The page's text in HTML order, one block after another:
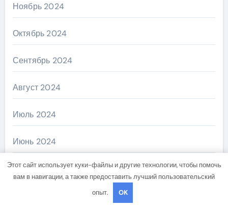
Ноябрь 2024
Октябрь 2024
Сентябрь 2024
Август 2024
Июль 2024
Июнь 2024
Май 2024
Этот сайт использует куки-файлы и другие технологии, чтобы помочь
вам в навигации, а также предоставить лучший пользовательский
опыт.
OK